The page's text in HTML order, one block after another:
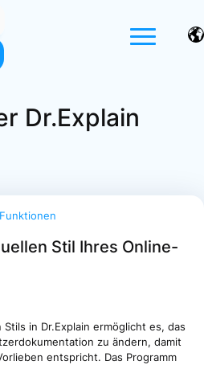
Dr.Explain
Stil Ihres Online-
in Dr.Explain ermöglicht es, das
zu ändern, damit
entspricht. Das Programm